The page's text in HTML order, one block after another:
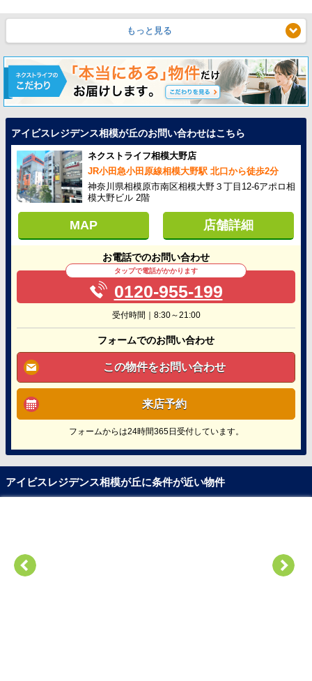
もっと見る
アイビスレジデンス相模が丘のお問い合わせはこちら
ネクストライフ相模大野店
JR小田急小田原線相模大野駅 北口から徒歩2分
神奈川県相模原市南区相模大野３丁目12-6アポロ相
模大野ビル 2階
MAP 店舗詳細
お電話でのお問い合わせ
タップで電話がかかります
0120-955-199
受付時間｜8:30～21:00
フォームでのお問い合わせ
この物件をお問い合わせ
来店予約
フォームからは24時間365日受付しています。
アイビスレジデンス相模が丘に条件が近い物件